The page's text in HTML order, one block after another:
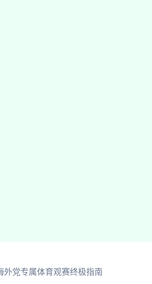
外党专属体育观赛终极指南